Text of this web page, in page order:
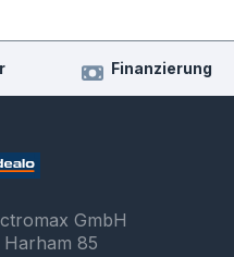
Finanzierung
GmbH
Harham 85